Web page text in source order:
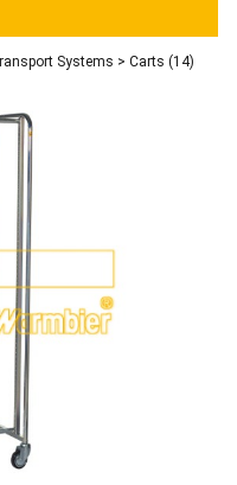
Systems > Carts (14)